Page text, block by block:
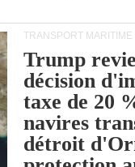
TRANSPORT MARITIME
Trump
décision
taxe de 20
navires
détroit